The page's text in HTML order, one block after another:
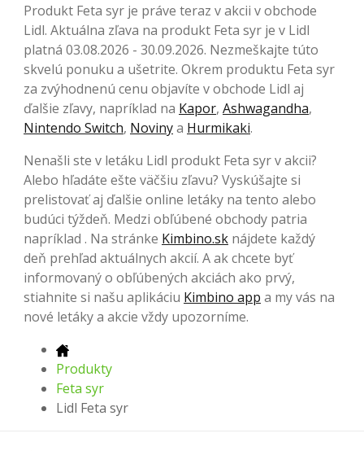
Produkt Feta syr je práve teraz v akcii v obchode
Lidl. Aktuálna zľava na produkt Feta syr je v Lidl
platná 03.08.2026 - 30.09.2026. Nezmeškajte túto
skvelú ponuku a ušetrite. Okrem produktu Feta syr
za zvýhodnenú cenu objavíte v obchode Lidl aj
ďalšie zľavy, napríklad na Kapor, Ashwagandha,
Nintendo Switch, Novinya Hurmikaki.
Nenašli ste v letáku Lidl produkt Feta syr v akcii?
Alebo hľadáte ešte väčšiu zľavu? Vyskúšajte si
prelistovať aj ďalšie online letáky na tento alebo
budúci týždeň. Medzi obľúbené obchody patria
napríklad . Na stránke Kimbino.sk nájdete každý
deň prehľad aktuálnych akcií. A ak chcete byť
informovaný o obľúbených akciách ako prvý,
stiahnite si našu aplikáciu Kimbino app a my vás na
nové letáky a akcie vždy upozorníme.
Produkty
Feta syr
Lidl Feta syr